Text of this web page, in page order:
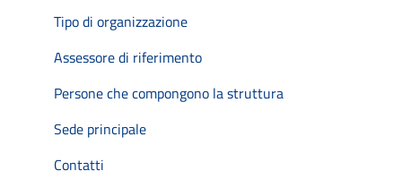
Tipo di organizzazione
Assessore di riferimento
Persone che compongono la struttura
Sede principale
Contatti